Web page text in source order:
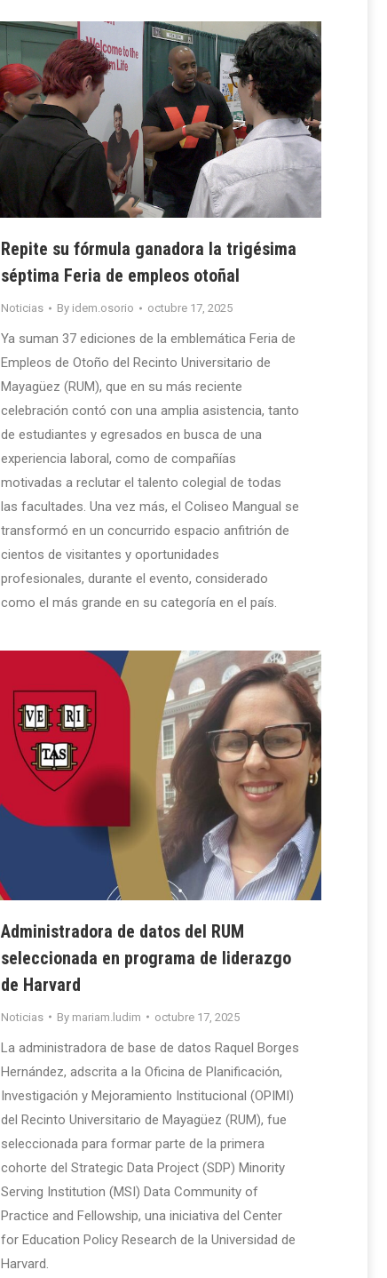
Repite su fórmula ganadora la trigésima
séptima Feria de empleos otoñal
Noticias By idem.osorio octubre 17, 2025
Ya suman 37 ediciones de la emblemática Feria de
Empleos de Otoño del Recinto Universitario de
Mayagüez (RUM), que en su más reciente
celebración contó con una amplia asistencia, tanto
de estudiantes y egresados en busca de una
experiencia laboral, como de compañías
motivadas a reclutar el talento colegial de todas
las facultades. Una vez más, el Coliseo Mangual se
transformó en un concurrido espacio anfitrión de
cientos de visitantes y oportunidades
profesionales, durante el evento, considerado
como el más grande en su categoría en el país.
Administradora de datos del RUM
seleccionada en programa de liderazgo
de Harvard
Noticias By mariam.ludim octubre 17, 2025
La administradora de base de datos Raquel Borges
Hernández, adscrita a la Oficina de Planificación,
Investigación y Mejoramiento Institucional (OPIMI)
del Recinto Universitario de Mayagüez (RUM), fue
seleccionada para formar parte de la primera
cohorte del Strategic Data Project (SDP) Minority
Serving Institution (MSI) Data Community of
Practice and Fellowship, una iniciativa del Center
for Education Policy Research de la Universidad de
Harvard.